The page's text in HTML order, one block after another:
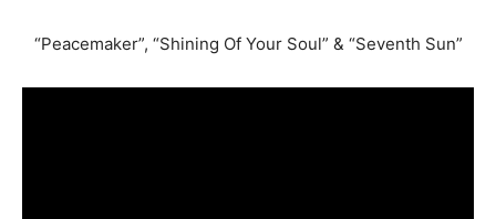
“Peacemaker”, “Shining Of Your Soul” & “Seventh Sun”